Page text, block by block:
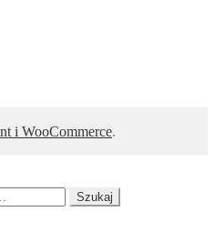
i WooCommerce.
Szukaj